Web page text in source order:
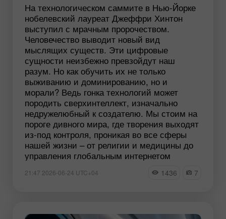
На технологическом саммите в Нью-Йорке
нобелевский лауреат Джеффри Хинтон
выступил с мрачным пророчеством.
Человечество выводит новый вид
мыслящих существ. Эти цифровые
сущности неизбежно превзойдут наш
разум. Но как обучить их не только
выживанию и доминированию, но и
морали? Ведь гонка технологий может
породить сверхинтеллект, изначально
недружелюбный к создателю. Мы стоим на
пороге дивного мира, где творения выходят
из-под контроля, проникая во все сферы
нашей жизни – от религии и медицины до
управления глобальным интернетом
21:47 2026-06-24 UTC+04 1436 7